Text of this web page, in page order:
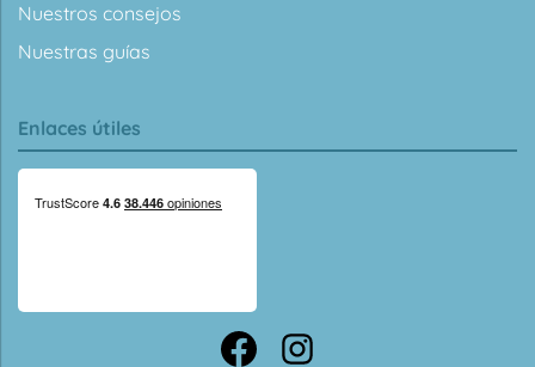
Nuestros consejos
Nuestras guías
Enlaces útiles